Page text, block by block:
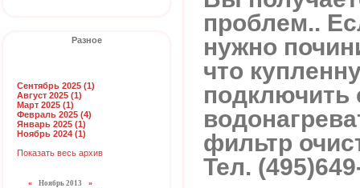
Разное
Сентябрь 2025 (1)
Август 2025 (1)
Март 2025 (1)
Февраль 2025 (4)
Январь 2025 (1)
Ноябрь 2024 (1)
Показать весь архив
« Ноябрь 2013 »
проблем..
нужно
что
фильтр
Тел.